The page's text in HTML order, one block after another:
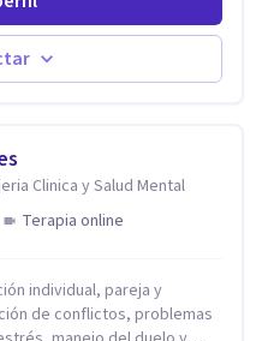
Familias y Parejas con
manejo del estrés,
Retos en la Crianza,
Cuento con más de 12
Clinica y Salud Mental
Terapia online
individual, pareja y
de conflictos, problemas